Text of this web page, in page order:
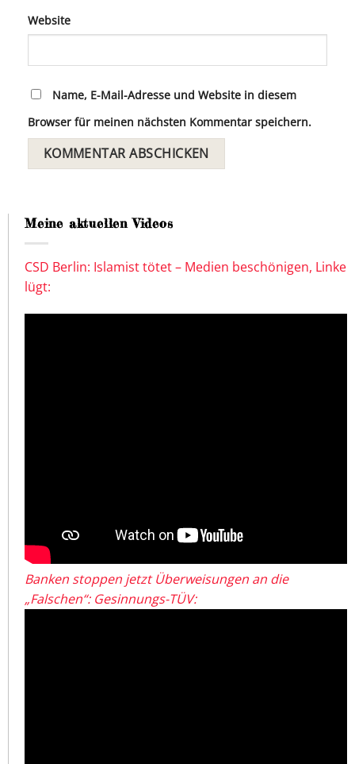
Website
Name, E-Mail-Adresse und Website in diesem
Browser für meinen nächsten Kommentar speichern.
Meine aktuellen Videos
CSD Berlin: Islamist tötet – Medien beschönigen, Linke
lügt:
Banken stoppen jetzt Überweisungen an die
„Falschen“: Gesinnungs-TÜV: